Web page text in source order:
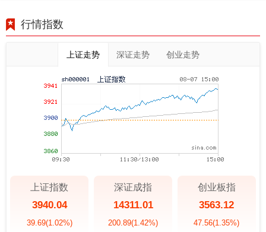
行情指数
上证走势 深证走势 创业走势
上证指数
3940.04
39.69(1.02%)
深证成指
14311.01
200.89(1.42%)
创业板指
3563.12
47.56(1.35%)